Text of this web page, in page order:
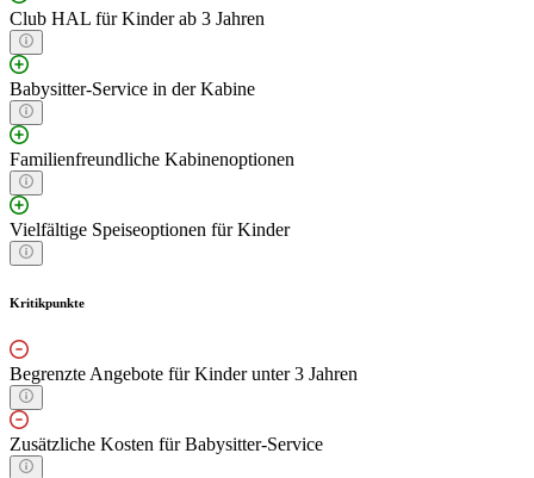
Club HAL für Kinder ab 3 Jahren
Babysitter-Service in der Kabine
Familienfreundliche Kabinenoptionen
Vielfältige Speiseoptionen für Kinder
Kritikpunkte
Begrenzte Angebote für Kinder unter 3 Jahren
Zusätzliche Kosten für Babysitter-Service